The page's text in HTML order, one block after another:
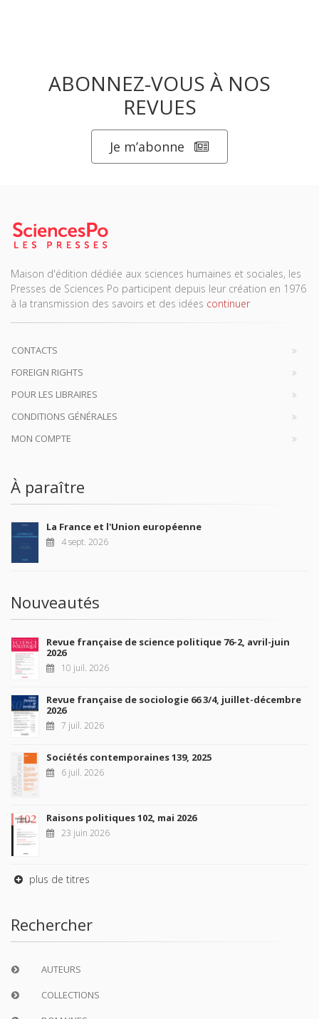
ABONNEZ-VOUS À NOS
REVUES
Je m’abonne
Maison d'édition dédiée aux sciences humaines et sociales, les
Presses de Sciences Po participent depuis leur création en 1976
à la transmission des savoirs et des idées continuer
CONTACTS
FOREIGN RIGHTS
POUR LES LIBRAIRES
CONDITIONS GÉNÉRALES
MON COMPTE
À paraître
La France et l'Union européenne
4 sept. 2026
Nouveautés
Revue française de science politique 76-2, avril-juin
2026
10 juil. 2026
Revue française de sociologie 66 3/4, juillet-décembre
2026
7 juil. 2026
Sociétés contemporaines 139, 2025
6 juil. 2026
Raisons politiques 102, mai 2026
23 juin 2026
plus de titres
Rechercher
AUTEURS
COLLECTIONS